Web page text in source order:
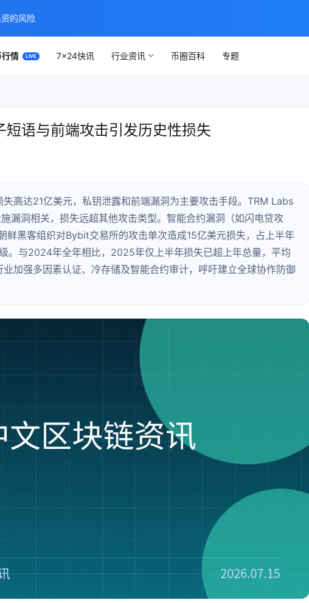
情 7×24快讯 行业资讯 币圈百科 专题
语与前端攻击引发历史性损失
高达21亿美元，私钥泄露和前端漏洞为主要攻击手段。TRM Labs
漏洞相关，损失远超其他攻击类型。智能合约漏洞（如闪电贷攻
鲜黑客组织对Bybit交易所的攻击单次造成15亿美元损失，占上半年
。与2024年全年相比，2025年仅上半年损失已超上年总量，平均
加强多因素认证、冷存储及智能合约审计，呼吁建立全球协作防御
的风险